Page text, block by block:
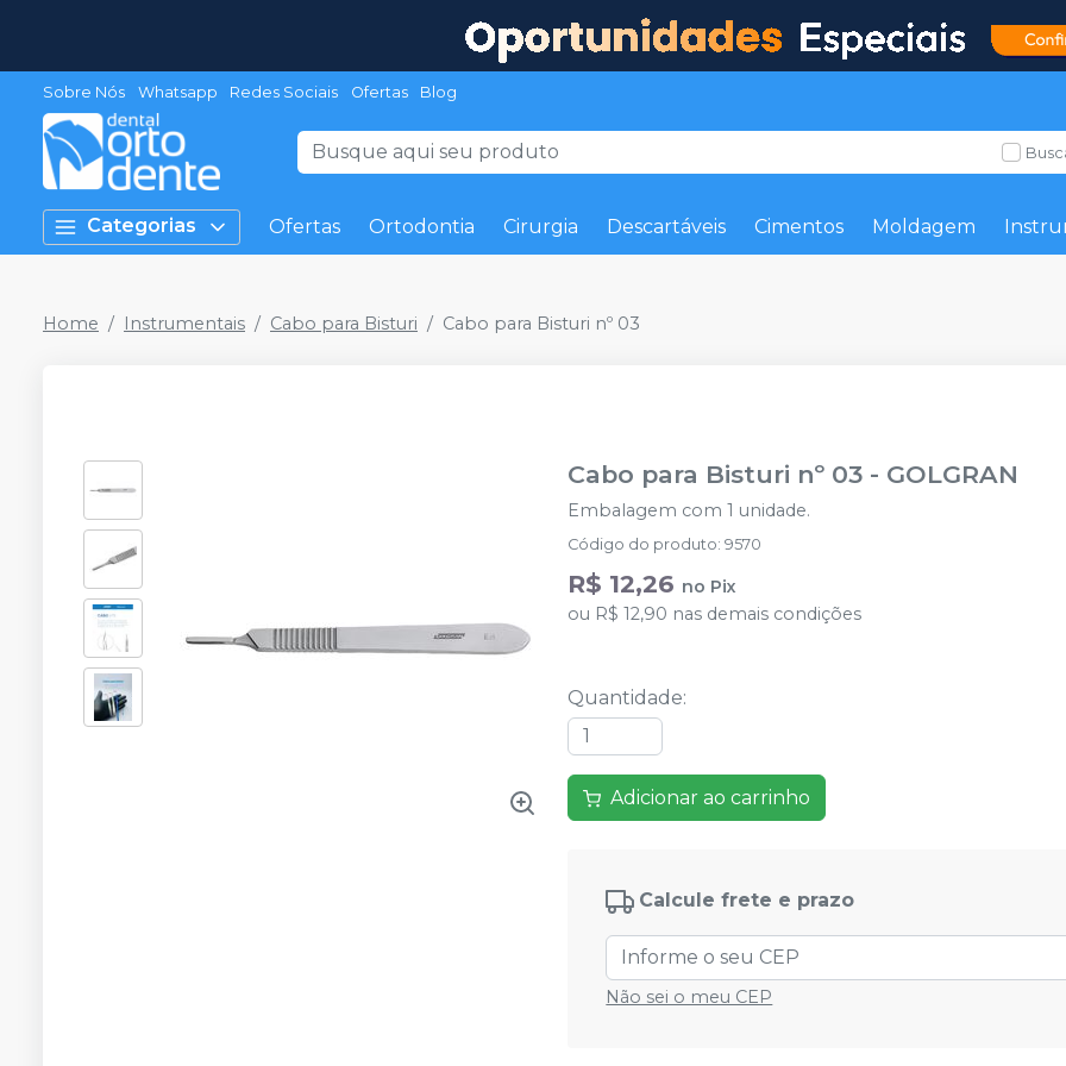
Sobre Nós Whatsapp Redes Sociais Ofertas Blog
Categorias Ofertas Ortodontia Cirurgia Descartáveis Cimentos Moldagem
Home Instrumentais Cabo para Bisturi Cabo para Bisturi nº 03
Cabo para Bisturi nº 03 - GOLGRAN
Embalagem com 1 unidade.
Código do produto:9570
R$ 12,26 no Pix
ou R$ 12,90 nas demais condições
Quantidade:
Adicionar ao carrinho
Calcule frete e prazo
Não sei o meu CEP